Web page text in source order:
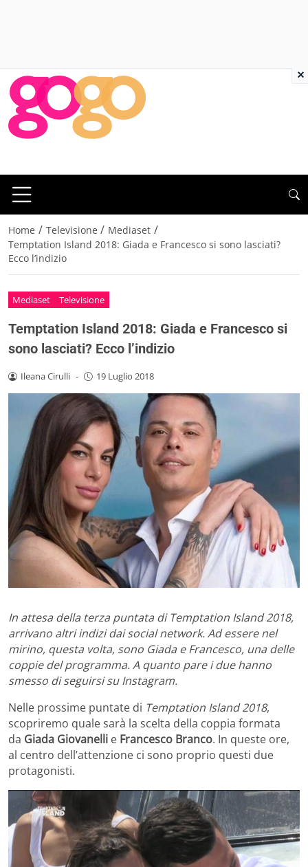
Home / Televisione / Mediaset /
Temptation Island 2018: Giada e Francesco si sono lasciati?
Ecco l’indizio
Mediaset Televisione
Temptation Island 2018: Giada e Francesco si
sono lasciati? Ecco l’indizio
Ileana Cirulli - 19 Luglio 2018
In attesa della terza puntata di Temptation Island 2018,
arrivano altri indizi dai social network. Ad essere nel
mirino, questa volta, sono Giada e Francesco, una delle
coppie del programma. A quanto pare i due hanno
smesso di seguirsi su Instagram.
Nelle prossime puntate di Temptation Island 2018,
scopriremo quale sarà la scelta della coppia formata
da Giada Giovanelli e Francesco Branco. In queste ore,
al centro dell’attenzione ci sono proprio questi due
protagonisti.
×